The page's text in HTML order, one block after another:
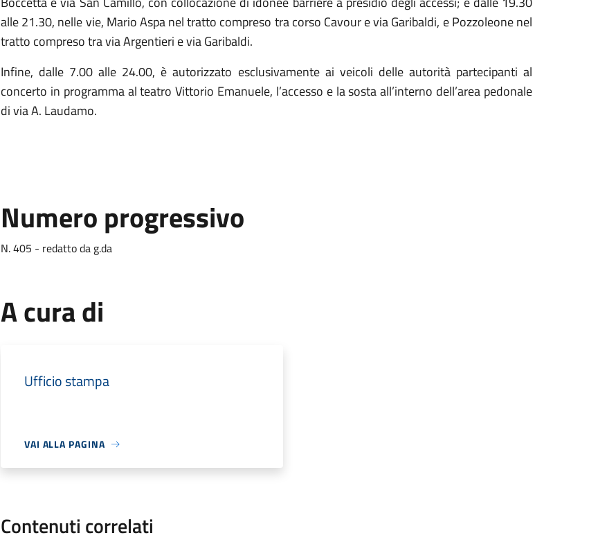
alle 21.30, nelle vie, Mario Aspa nel tratto compreso tra corso Cavour e via Garibaldi, e Pozzoleone nel
tratto compreso tra via Argentieri e via Garibaldi.
Infine, dalle 7.00 alle 24.00, è autorizzato esclusivamente ai veicoli delle autorità partecipanti al
concerto in programma al teatro Vittorio Emanuele, l’accesso e la sosta all’interno dell’area pedonale
di via A. Laudamo.
Numero progressivo
N. 405 - redatto da g.da
A cura di
Ufficio stampa
VAI ALLA PAGINA
Contenuti correlati